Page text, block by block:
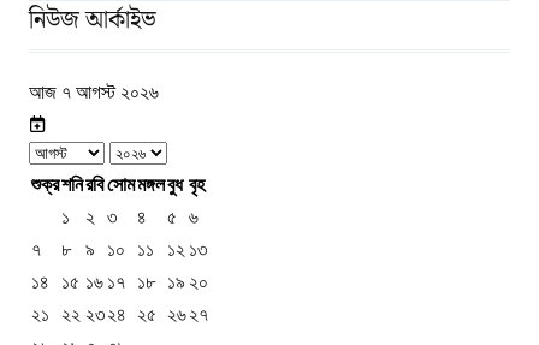
নিউজ আর্কাইভ
আজ ৭ আগস্ট ২০২৬
শুক্রশনিরবিসোমমঙ্গলবুধ বৃহ
১
২ ৩ ৪ ৫
৬
৭
৮ ৯ ১০ ১১ ১২ ১৩
১৪
১৫ ১৬ ১৭ ১৮ ১৯ ২০
২১
২২ ২৩২৪ ২৫ ২৬২৭